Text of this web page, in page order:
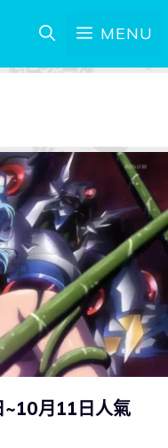
MENU
~10月11日人氣